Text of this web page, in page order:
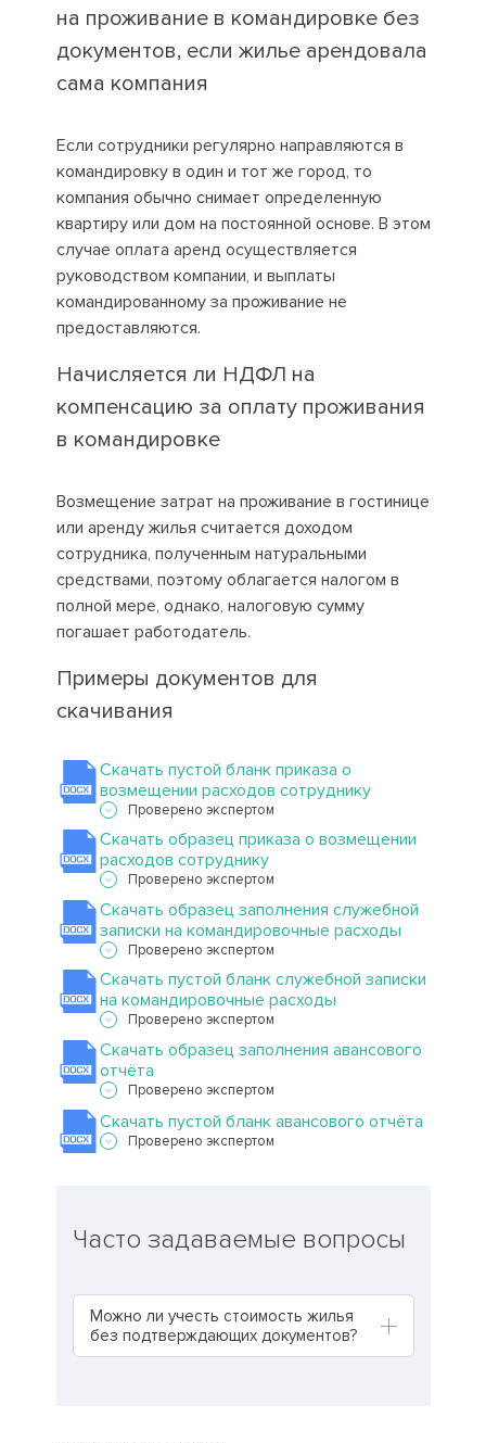
на проживание в командировке без
документов, если жилье арендовала
сама компания
Если сотрудники регулярно направляются в
командировку в один и тот же город, то
компания обычно снимает определенную
квартиру или дом на постоянной основе. В этом
случае оплата аренд осуществляется
руководством компании, и выплаты
командированному за проживание не
предоставляются.
Начисляется ли НДФЛ на
компенсацию за оплату проживания
в командировке
Возмещение затрат на проживание в гостинице
или аренду жилья считается доходом
сотрудника, полученным натуральными
средствами, поэтому облагается налогом в
полной мере, однако, налоговую сумму
погашает работодатель.
Примеры документов для
скачивания
Скачать пустой бланк приказа о
возмещении расходов сотруднику
Проверено экспертом
Скачать образец приказа о возмещении
расходов сотруднику
Проверено экспертом
Скачать образец заполнения служебной
записки на командировочные расходы
Проверено экспертом
Скачать пустой бланк служебной записки
на командировочные расходы
Проверено экспертом
Скачать образец заполнения авансового
отчёта
Проверено экспертом
Скачать пустой бланк авансового отчёта
Проверено экспертом
Часто задаваемые вопросы
Можно ли учесть стоимость жилья
без подтверждающих документов?